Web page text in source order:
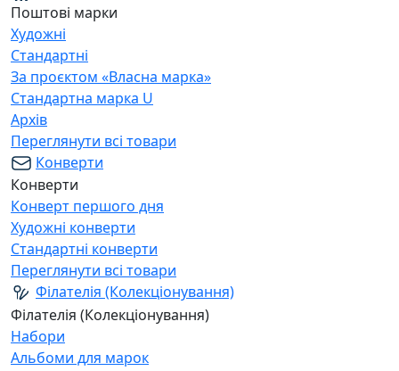
Поштові марки
Художні
Стандартні
За проєктом «Власна марка»
Стандартна марка U
Архів
Переглянути всі товари
Конверти
Конверти
Конверт першого дня
Художні конверти
Стандартні конверти
Переглянути всі товари
Філателія (Колекціонування)
Філателія (Колекціонування)
Набори
Альбоми для марок